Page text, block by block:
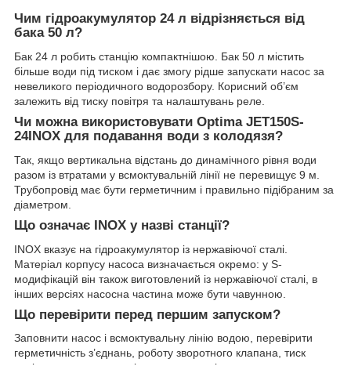
Чим гідроакумулятор 24 л відрізняється від
бака 50 л?
Бак 24 л робить станцію компактнішою. Бак 50 л містить
більше води під тиском і дає змогу рідше запускати насос за
невеликого періодичного водорозбору. Корисний об’єм
залежить від тиску повітря та налаштувань реле.
Чи можна використовувати Optima JET150S-
24INOX для подавання води з колодязя?
Так, якщо вертикальна відстань до динамічного рівня води
разом із втратами у всмоктувальній лінії не перевищує 9 м.
Трубопровід має бути герметичним і правильно підібраним за
діаметром.
Що означає INOX у назві станції?
INOX вказує на гідроакумулятор із нержавіючої сталі.
Матеріал корпусу насоса визначається окремо: у S-
модифікацій він також виготовлений із нержавіючої сталі, в
інших версіях насосна частина може бути чавунною.
Що перевірити перед першим запуском?
Заповнити насос і всмоктувальну лінію водою, перевірити
герметичність з’єднань, роботу зворотного клапана, тиск